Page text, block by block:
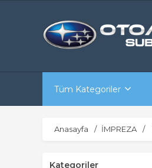
Tüm Kategoriler
Anasayfa İMPREZA
Kategoriler